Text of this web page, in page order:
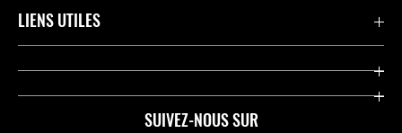
SUIVEZ-NOUS SUR
Motos
Compétition
LIENS UTILES
Press